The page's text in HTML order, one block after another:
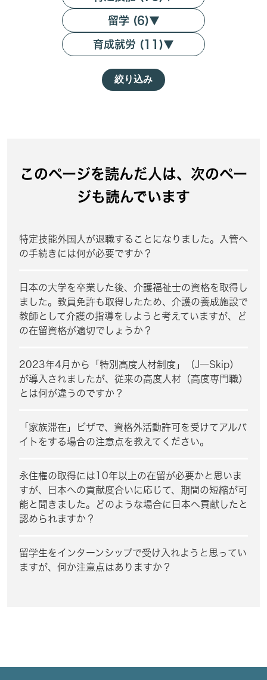
留学 (6)▼
育成就労 (11)▼
絞り込み
このページを読んだ人は、次のペー
ジも読んでいます
特定技能外国人が退職することになりました。入管へ
の手続きには何が必要ですか？
日本の大学を卒業した後、介護福祉士の資格を取得し
ました。教員免許も取得したため、介護の養成施設で
教師として介護の指導をしようと考えていますが、ど
の在留資格が適切でしょうか？
2023年4月から「特別高度人材制度」（J―Skip）
が導入されましたが、従来の高度人材（高度専門職）
とは何が違うのですか？
「家族滞在」ビザで、資格外活動許可を受けてアルバ
イトをする場合の注意点を教えてください。
永住権の取得には10年以上の在留が必要かと思いま
すが、日本への貢献度合いに応じて、期間の短縮が可
能と聞きました。どのような場合に日本へ貢献したと
認められますか？
留学生をインターンシップで受け入れようと思ってい
ますが、何か注意点はありますか？